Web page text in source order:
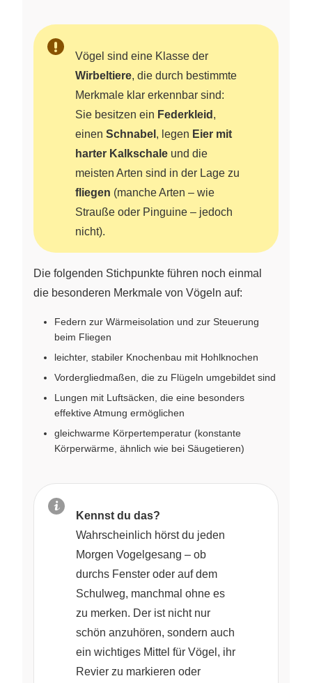
Vögel sind eine Klasse der
Wirbeltiere, die durch bestimmte
Merkmale klar erkennbar sind:
Sie besitzen ein Federkleid ,
einen Schnabel , legen Eier mit
harter Kalkschale und die
meisten Arten sind in der Lage zu
fliegen (manche Arten – wie
Strauße oder Pinguine – jedoch
nicht).
Die folgenden Stichpunkte führen noch einmal
die besonderen Merkmale von Vögeln auf:
Federn zur Wärmeisolation und zur Steuerung
beim Fliegen
leichter, stabiler Knochenbau mit Hohlknochen
Vordergliedmaßen, die zu Flügeln umgebildet sind
Lungen mit Luftsäcken, die eine besonders
effektive Atmung ermöglichen
gleichwarme Körpertemperatur (konstante
Körperwärme, ähnlich wie bei Säugetieren)
Kennst du das?
Wahrscheinlich hörst du jeden
Morgen Vogelgesang – ob
durchs Fenster oder auf dem
Schulweg, manchmal ohne es
zu merken. Der ist nicht nur
schön anzuhören, sondern auch
ein wichtiges Mittel für Vögel, ihr
Revier zu markieren oder